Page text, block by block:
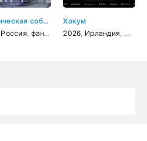
Космическая собака Лида
Россия фантастика
Хокум
2026 Ирландия ОАЭ